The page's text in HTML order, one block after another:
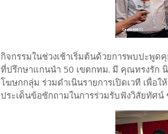
กิจกรรมในช่วงเช้าเริ่มต้นด้วยการพบปะพู
ที่ปรึกษาแกนนำ 50 เขตกทม. มี คุณทรงรัก
โฆษกกลุ่ม ร่วมดำเนินรายการเปิดเวที เพื่อ
ประเด็นข้อซักถามในการร่วมรับฟังวิสัยทัศ